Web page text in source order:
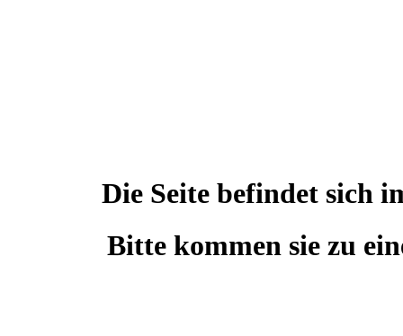
Die Seite befindet sich
Bitte kommen sie zu